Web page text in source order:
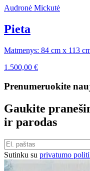
Audronė Mickutė
Pieta
Matmenys: 84 cm x 113
1.500,00 €
Prenumeruokite
Gaukite
ir parodas
Sutinku su privatumo